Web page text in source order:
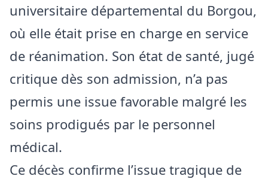
universitaire départemental du Borgou,
où elle était prise en charge en service
de réanimation. Son état de santé, jugé
critique dès son admission, n’a pas
permis une issue favorable malgré les
soins prodigués par le personnel
médical.
Ce décès confirme l’issue tragique de